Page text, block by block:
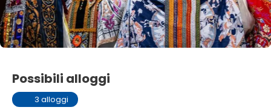
Possibili alloggi
3 alloggi